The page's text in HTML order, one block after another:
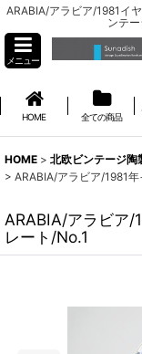
ARABIA/アラビア/1981イ
ンテ
メニュー
HOME 全ての商品
HOME > 北欧ビンテージ陶
> ARABIA/アラビア/1981
ARABIA/アラビア/
レート/No.1